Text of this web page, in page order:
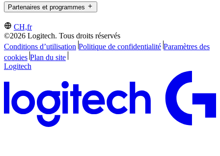
Partenaires et programmes
CH,fr
©2026 Logitech. Tous droits réservés
Conditions d’utilisation Politique de confidentialité Paramètres des
cookies Plan du site
Logitech